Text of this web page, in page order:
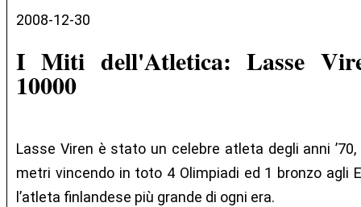
2008-12-30
I Miti dell'Atletica: Lasse
10000
Lasse Viren è stato un celebre atleta degli anni
metri vincendo in toto 4 Olimpiadi ed 1 bronzo agli
l’atleta finlandese più grande di ogni era.